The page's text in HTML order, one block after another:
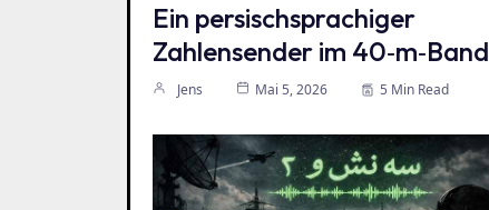
Ein persischsprachiger
Zahlensender im 40‑m‑Band
Jens Mai 5, 2026 5 Min Read